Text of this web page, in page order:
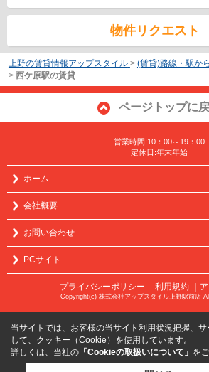
物件リクエスト
上野の賃貸情報アップスタイル > (賃貸)路線・駅か
> 西ケ原駅の賃貸
ページトップに
営業時間:10：00～19：00
定休日:年末年始
ホーム
会社概要
お問い合わせ
PCサイト
プライバシーポリシー ｜ 利用規約 ｜
Copyright(c) 株式会社アップスタイル上野駅前店
当サイトでは、お客様の当サイト利用状況把握、
して、クッキー（Cookie）を使用しています。
詳しくは、当社の 「Cookieの取扱いについて」 を